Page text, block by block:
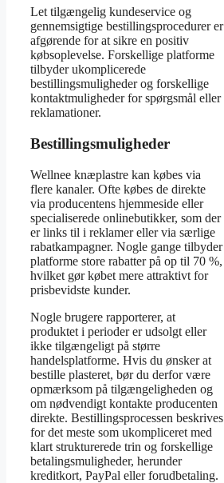
Let tilgængelig kundeservice og
gennemsigtige bestillingsprocedurer er
afgørende for at sikre en positiv
købsoplevelse. Forskellige platforme
tilbyder ukomplicerede
bestillingsmuligheder og forskellige
kontaktmuligheder for spørgsmål eller
reklamationer.
Bestillingsmuligheder
Wellnee knæplastre kan købes via
flere kanaler. Ofte købes de direkte
via producentens hjemmeside eller
specialiserede onlinebutikker, som der
er links til i reklamer eller via særlige
rabatkampagner. Nogle gange tilbyder
platforme store rabatter på op til 70 %,
hvilket gør købet mere attraktivt for
prisbevidste kunder.
Nogle brugere rapporterer, at
produktet i perioder er udsolgt eller
ikke tilgængeligt på større
handelsplatforme. Hvis du ønsker at
bestille plasteret, bør du derfor være
opmærksom på tilgængeligheden og
om nødvendigt kontakte producenten
direkte. Bestillingsprocessen beskrives
for det meste som ukompliceret med
klart strukturerede trin og forskellige
betalingsmuligheder, herunder
kreditkort, PayPal eller forudbetaling.